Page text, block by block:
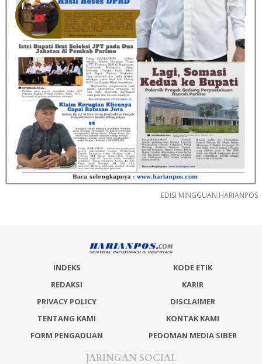
EDISI MINGGUAN HARIANPOS
INDEKS
KODE ETIK
REDAKSI
KARIR
PRIVACY POLICY
DISCLAIMER
TENTANG KAMI
KONTAK KAMI
FORM PENGADUAN
PEDOMAN MEDIA SIBER
JARINGAN SOCIAL